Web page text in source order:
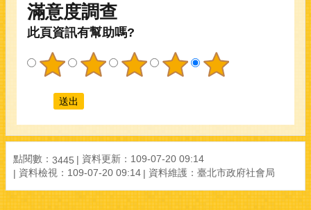
滿意度調查
此頁資訊有幫助嗎?
點閱數： 3445
資料更新：109-07-20 09:14
資料檢視：109-07-20 09:14
資料維護：臺北市政府社會局